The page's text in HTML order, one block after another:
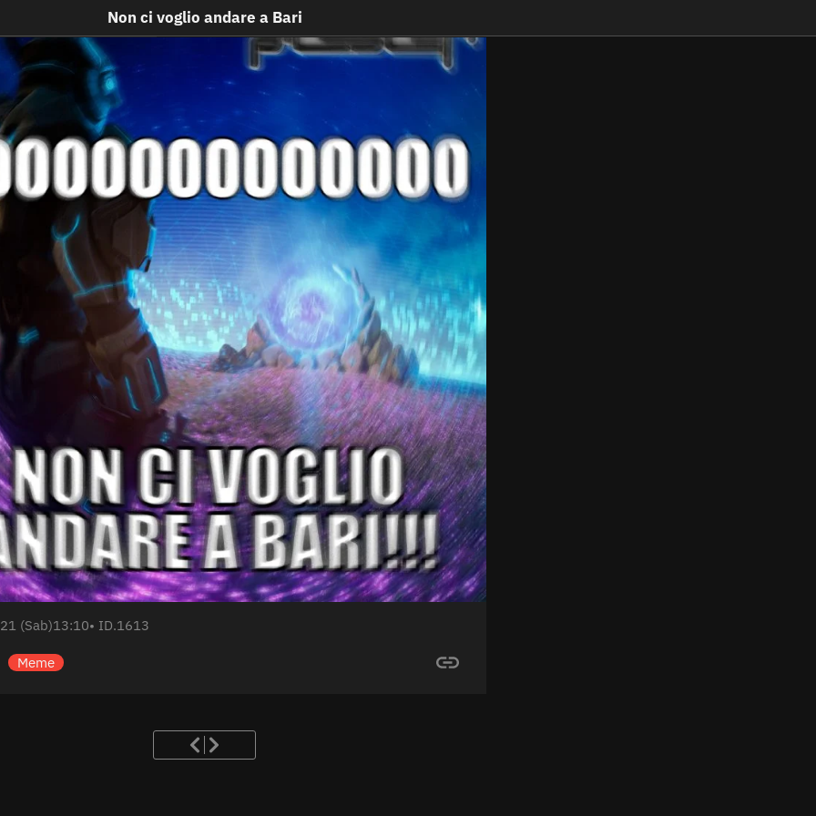
Non ci voglio andare a Bari
(Sab)13:10• ID.1613
Meme